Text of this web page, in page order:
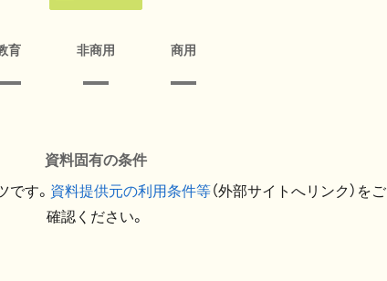
育 非商用 商用
資料固有の条件
す。 資料提供元の利用条件等（外部サイトへリンク）をご
確認ください。